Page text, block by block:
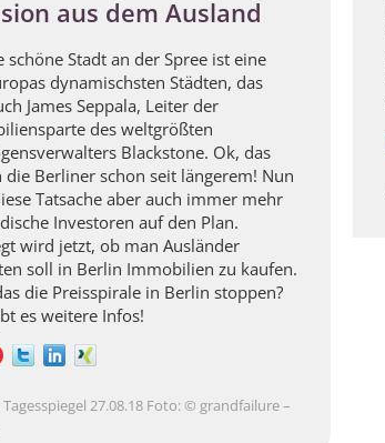
aus dem Ausland
schöne Stadt an der Spree ist eine
dynamischsten Städten, das
James Seppala, Leiter der
des weltgrößten
Blackstone. Ok, das
die Berliner schon seit längerem! Nun
Tatsache aber auch immer mehr
Investoren auf den Plan.
wird jetzt, ob man Ausländer
soll in Berlin Immobilien zu kaufen.
die Preisspirale in Berlin stoppen?
es weitere Infos!
Tagesspiegel 27.08.18 Foto: © grandfailure –